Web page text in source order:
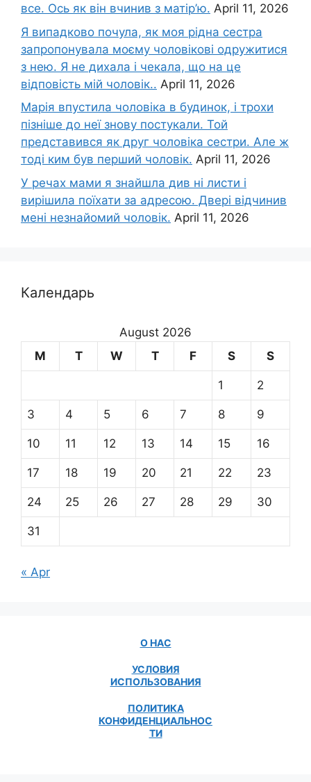
все. Ось як він вчинив з матір’ю. April 11, 2026
Я випадково почула, як моя рідна сестра
запропонувала моєму чоловікові одружитися
з нею. Я не дихала і чекала, що на це
відповість мій чоловік.. April 11, 2026
Марія впустила чоловіка в будинок, і трохи
пізніше до неї знову постукали. Той
представився як друг чоловіка сестри. Але ж
тоді ким був перший чоловік. April 11, 2026
У речах мами я знайшла див ні листи і
вирішила поїхати за адресою. Двері відчинив
мені незнайомий чоловік. April 11, 2026
Календарь
August 2026
M
T W T F S S
1 2
3 4 5 6 7 8 9
10 11 12 13 14 15 16
17 18 19 20 21 22 23
24 25 26 27 28 29 30
31
« Apr
О НАС
УСЛОВИЯ
ИСПОЛЬЗОВАНИЯ
ПОЛИТИКА
КОНФИДЕНЦИАЛЬНОС
ТИ